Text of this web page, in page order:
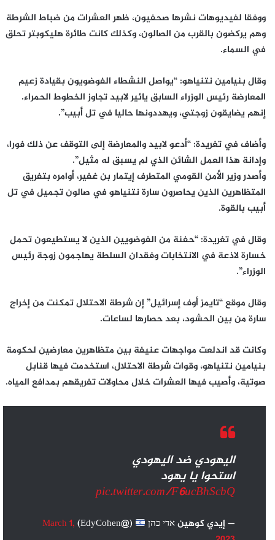
ووفقا لفيديوهات نشرها صحفيون، ظهر العشرات من ضباط الشرطة
وهم يركضون بالقرب من الصالون، وكذلك كانت طائرة هليكوبتر تحلق
في السماء.
وقال بنيامين نتنياهو: “يواصل النشطاء الفوضويون بقيادة زعيم
المعارضة رئيس الوزراء السابق يائير لابيد تجاوز الخطوط الحمراء.
إنهم يضايقون زوجتي، ويهددونها حاليا في تل أبيب”.
وأضاف في تغريدة: “أدعو لابيد والمعارضة إلى التوقف عن ذلك فورا،
وإدانة هذا العمل الشائن الذي لم يسبق له مثيل”.
وأصدر وزير الأمن القومي المتطرف إيتمار بن غفير، أوامره بتفريق
المتظاهرين الذين يحاصرون سارة نتنياهو في صالون تجميل في تل
أبيب بالقوة.
وقال في تغريدة: “حفنة من الفوضويين الذين لا يستطيعون تحمل
خسارة لاذعة في الانتخابات وفقدان السلطة يهاجمون زوجة رئيس
الوزراء”.
وقال موقع “تايمز أوف إسرائيل” إن شرطة الاحتلال تمكنت من إخراج
سارة من بين الحشود، بعد حصارها لساعات.
وكانت قد اندلعت مواجهات عنيفة بين متظاهرين معارضين لحكومة
بنيامين نتنياهو، وقوات شرطة الاحتلال، استخدمت فيها قنابل
صوتية، وأصيب فيها العشرات خلال محاولات تفريقهم بمدافع المياه.
اليهودي ضد اليهودي
استحوا يا يهود
pic.twitter.com/F6ucBhScbQ
— إيدي كوهين אדי כהן (@EdyCohen)
March 1,